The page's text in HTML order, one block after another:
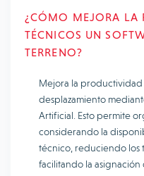
¿CÓMO MEJORA LA
TÉCNICOS UN
TERRENO?
Mejora la productividad
desplazamiento
Artificial. Esto permite
considerando la
técnico, reduciendo los
facilitando la